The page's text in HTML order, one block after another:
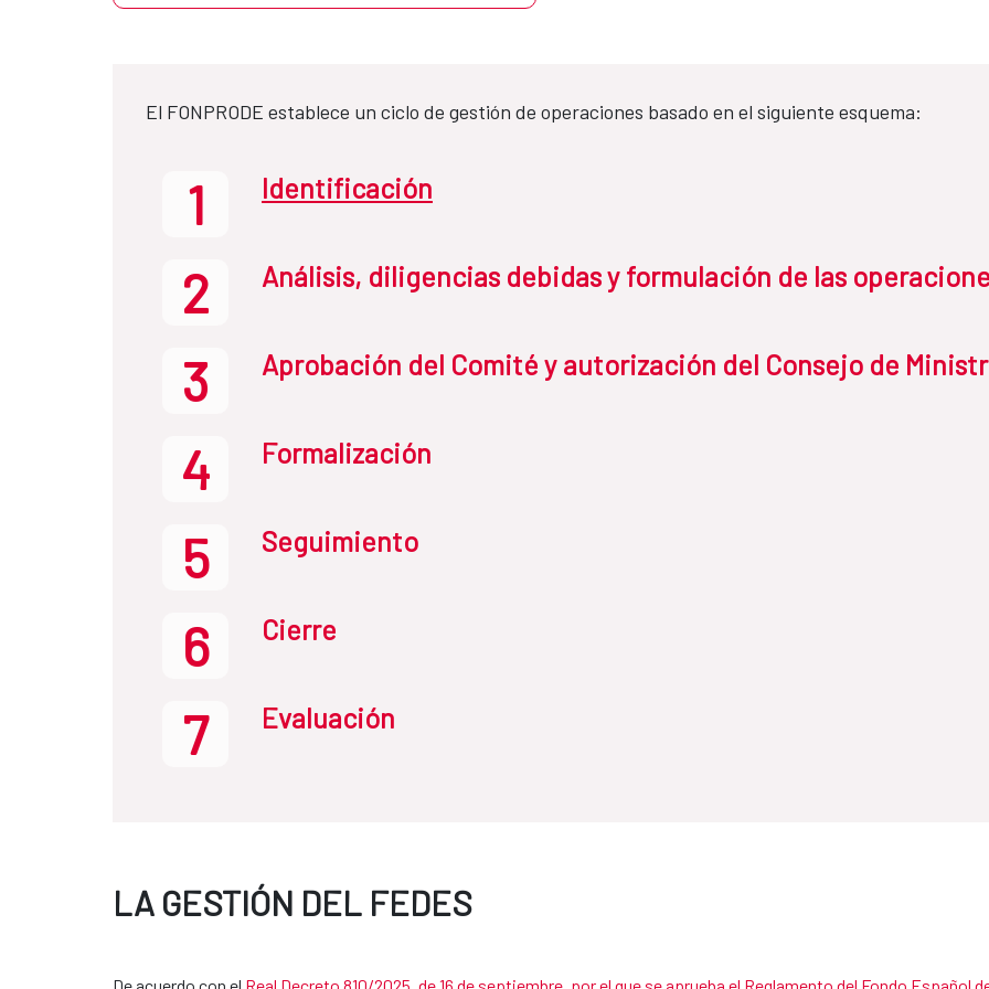
El FONPRODE establece un ciclo de gestión de operaciones basado en el siguiente esquema:
1 Identificación
2 Análisis, diligencias debidas y formulación de las
3 Aprobación del Comité y autorización del Consejo de
4 Formalización
5 Seguimiento
6 Cierre
7 Evaluación
LA GESTIÓN DEL FEDES